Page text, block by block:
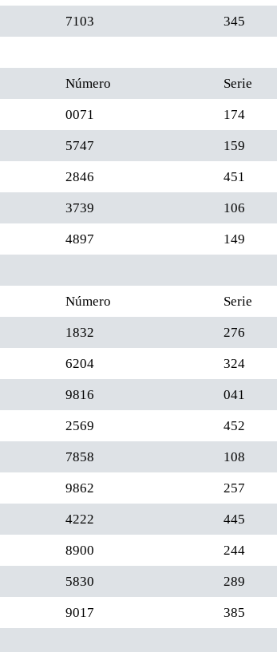
7103 345
Número Serie
0071 174
5747 159
2846 451
3739 106
4897 149
Número Serie
1832 276
6204 324
9816 041
2569 452
7858 108
9862 257
4222 445
8900 244
5830 289
9017 385